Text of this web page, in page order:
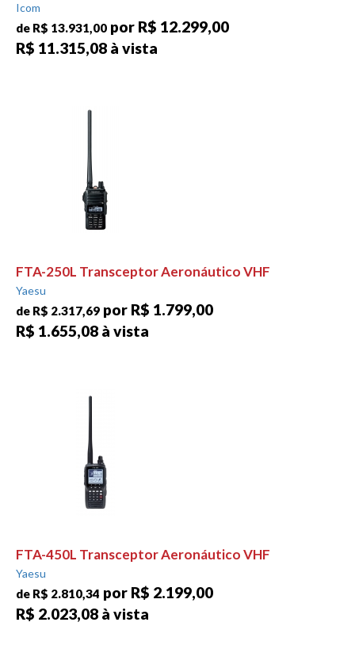
Icom
de R$ 13.931,00 por R$ 12.299,00
R$ 11.315,08 à vista
FTA-250L Transceptor Aeronáutico VHF
Yaesu
de R$ 2.317,69 por R$ 1.799,00
R$ 1.655,08 à vista
FTA-450L Transceptor Aeronáutico VHF
Yaesu
de R$ 2.810,34 por R$ 2.199,00
R$ 2.023,08 à vista